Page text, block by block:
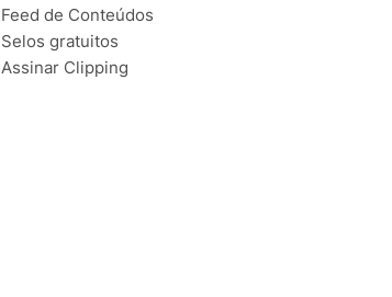
Feed de Conteúdos
Selos gratuitos
Assinar Clipping